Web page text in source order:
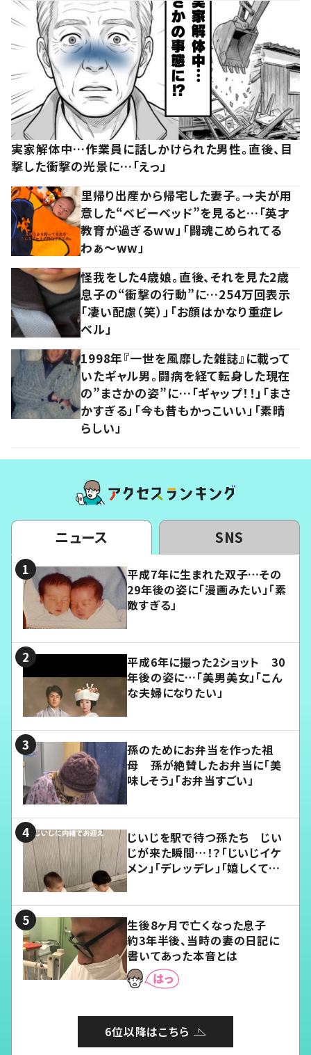
実家解体中…作業員に話しかけられた男性。直後、目
撃した衝撃の光景に…「えっ」
里帰り出産から帰宅した妻子。→夫が用
意した“ベビーベッド”を見ると…「英才
教育が過ぎるww」「闘魂こめられてる
わぁ～ww」
怪我をした4歳娘。直後、それを見た2歳
息子の“衝撃の行動”に…254万回表示
「凄い配慮（笑）」「お顔はかなり重症レ
ベル」
1998年『一世を風靡した雑誌』に載って
いたギャル男。闘病を経て転身した現在
の”まさかの姿”に…「ギャップ！！」「まさ
かすぎる」「今も昔もかっこいい」「素晴
らしい」
ニュース SNS
平成7年に生まれた双子…その
29年後の姿に「漫画みたい」「素
敵すぎる」
平成6年に撮った2ショット 30
年後の姿に…「美男美女」「こん
な夫婦になりたい」
孫のためにお弁当を作った祖
母 孫が絶賛したお弁当に「美
味しそう」「お弁当すごい」
じいじを駅で待つ孫たち じい
じが来た瞬間…！？「じいじイケ
メン」「デレッデレ」「嬉しくて可
生後8ヶ月で亡くなった息子
約3年半後、当時の妻の日記に
書いてあった本音とは
6位以降はこちら